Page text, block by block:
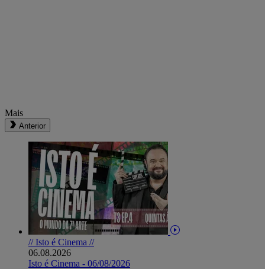
Mais
Anterior
// Isto é Cinema //
06.08.2026
Isto é Cinema - 06/08/2026